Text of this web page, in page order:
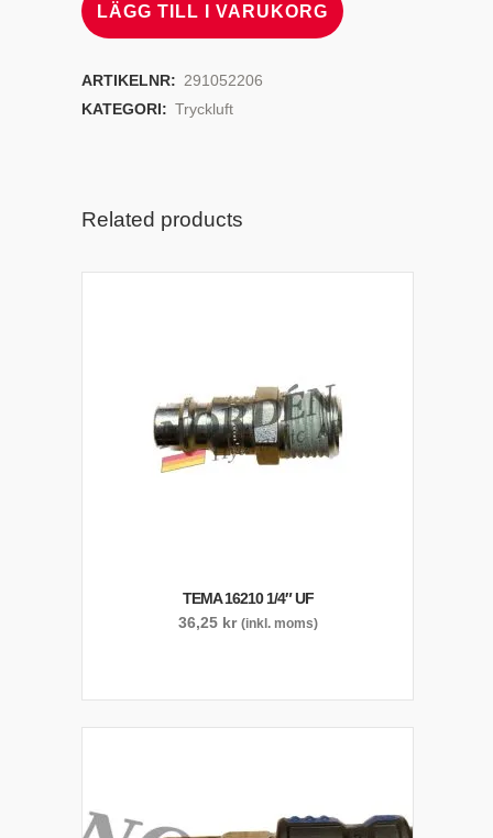
LÄGG TILL I VARUKORG
ARTIKELNR: 291052206
KATEGORI: Tryckluft
Related products
TEMA 16210 1/4″ UF
36,25 kr (inkl. moms)